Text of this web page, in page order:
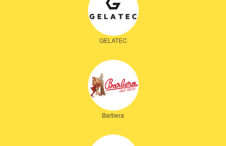
GELATEC
Barbera